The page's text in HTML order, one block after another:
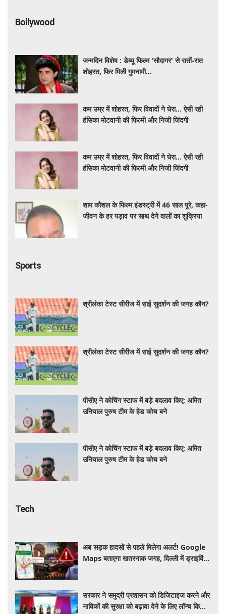
Bollywood
जन्मदिन विशेष : डेब्यू फिल्म 'सौदागर' से रातों-रात
शोहरत, फिर मिली गुमनामी...
कम उम्र में शोहरत, फिर विवादों ने घेरा… ऐसी रही
हंसिका मोटवानी की फिल्मी और निजी जिंदगी
कम उम्र में शोहरत, फिर विवादों ने घेरा… ऐसी रही
हंसिका मोटवानी की फिल्मी और निजी जिंदगी
शाम कौशल के फिल्म इंडस्ट्री में 46 साल पूरे, कहा-
जीवन के हर पड़ाव पर साथ देने वालों का शुक्रिया
Sports
श्रीलंका टेस्ट सीरीज में साई सुदर्शन की जगह कौन?
श्रीलंका टेस्ट सीरीज में साई सुदर्शन की जगह कौन?
पीसीए ने कोचिंग स्टाफ में बड़े बदलाव किए; अमित
उनियाल पुरुष टीम के हेड कोच बने
पीसीए ने कोचिंग स्टाफ में बड़े बदलाव किए; अमित
उनियाल पुरुष टीम के हेड कोच बने
Tech
अब सड़क हादसों से पहले मिलेगा अलर्ट! Google
Maps बताएगा खतरनाक जगह, दिल्ली में ड्राइविंग
सरकार ने समुद्री प्रशासन को डिजिटाइज करने और
नाविकों की सुरक्षा को बढ़ावा देने के लिए लॉन्च किया